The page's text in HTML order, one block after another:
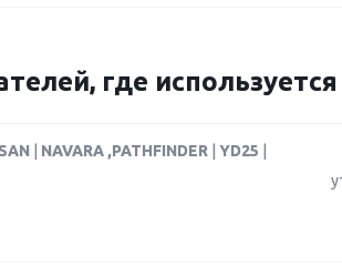
где
NAVARA ,PATHFINDER YD25